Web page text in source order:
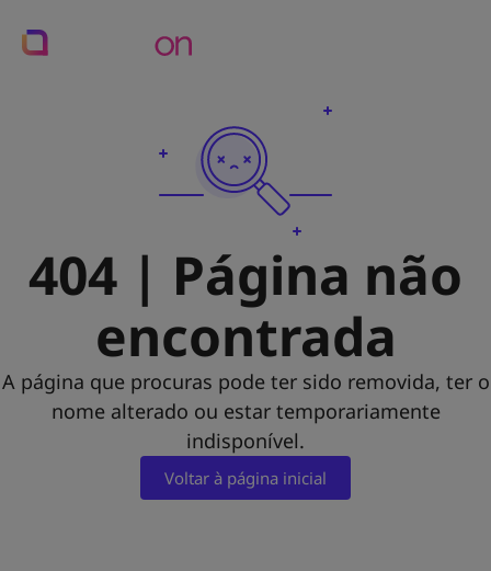
404 | Página não
encontrada
A página que procuras pode ter sido removida, ter o
nome alterado ou estar temporariamente
indisponível.
Voltar à página inicial